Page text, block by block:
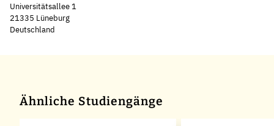
Universitätsallee 1
21335 Lüneburg
Deutschland
Ähnliche Studiengänge